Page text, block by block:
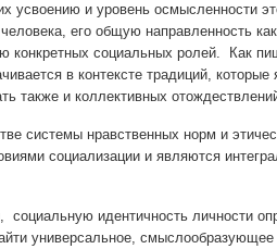
усвоению и уровень осмысленности
его общую направленность
конкретных социальных ролей. Как
в контексте традиций, которые
также и коллективных
системы нравственных норм и
социализации и являются
идентичность личности
универсальное,